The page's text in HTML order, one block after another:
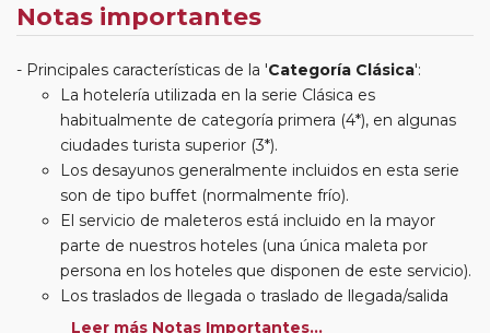
Notas importantes
Principales características de la 'Categoría Clásica':
La hotelería utilizada en la serie Clásica es
habitualmente de categoría primera (4*), en algunas
ciudades turista superior (3*).
Los desayunos generalmente incluidos en esta serie
son de tipo buffet (normalmente frío).
El servicio de maleteros está incluido en la mayor
parte de nuestros hoteles (una única maleta por
persona en los hoteles que disponen de este servicio).
Los traslados de llegada o traslado de llegada/salida
estarán incluidos según itinerario.
Leer más Notas Importantes...